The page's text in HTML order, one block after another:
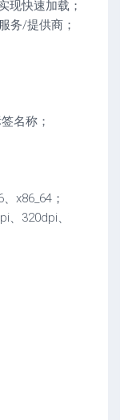
现快速加载；
务/提供商；
名称；
x86_64；
、320dpi、